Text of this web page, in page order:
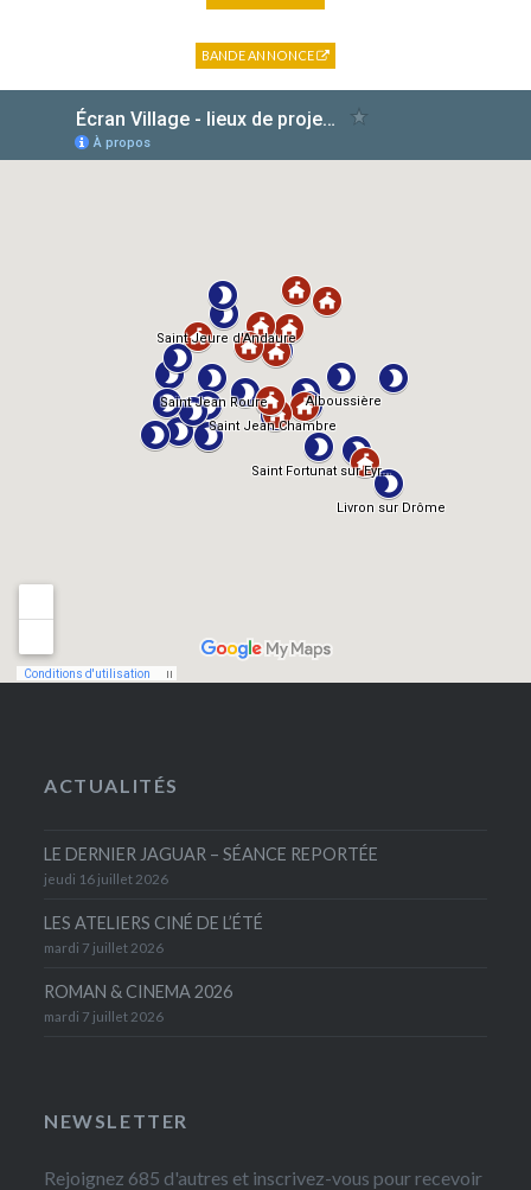
BANDE ANNONCE
ACTUALITÉS
LE DERNIER JAGUAR – SÉANCE REPORTÉE
jeudi 16 juillet 2026
LES ATELIERS CINÉ DE L’ÉTÉ
mardi 7 juillet 2026
ROMAN & CINEMA 2026
mardi 7 juillet 2026
NEWSLETTER
Rejoignez 685 d'autres et inscrivez-vous pour recevoir